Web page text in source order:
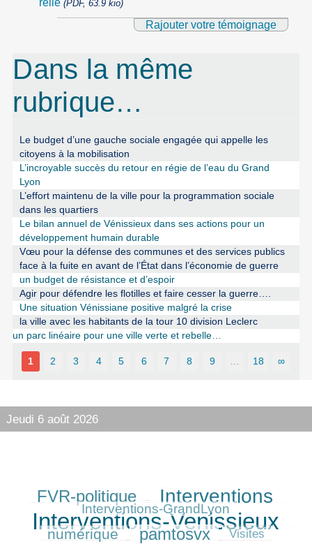
(PDF, 63.9 kio)
Rajouter votre témoignage
Dans la même
rubrique…
Le budget d’une gauche sociale engagée qui appelle les
citoyens à la mobilisation
L’incroyable succès du retour en régie de l’eau du Grand
Lyon
L’effort maintenu de la ville pour la programmation sociale
dans les quartiers
Le bilan annuel de Vénissieux dans ses actions pour un
développement humain durable
Vœu pour la défense des communes et des services publics
face à la fuite en avant de l’État dans l’économie de guerre
un budget de résistance et d’espoir
Agir pour défendre les flotilles et faire cesser la guerre….
Une situation Vénissiane positive malgré la crise
la ville avec les habitants de la tour 10 division Leclerc
un parc linéaire pour une ville verte et rebelle…
1 2 3 4 5 6 7 8 9 18 ∞
Jeudi 6 août 2026
311/550FVR-politique
401/550 Interventions
181/550
Interventions-GrandLyon
Interventions-Venissieux
223/550
numérique
316/550 pamtosvx
81/550 Visites